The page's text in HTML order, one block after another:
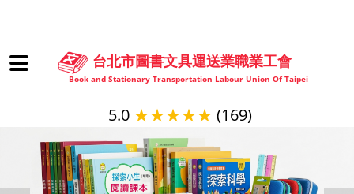
台北市圖書文具運送業職業工會
Book and Stationary Transportation Labour Union Of Taipei
5.0 ★★★★★ (169)